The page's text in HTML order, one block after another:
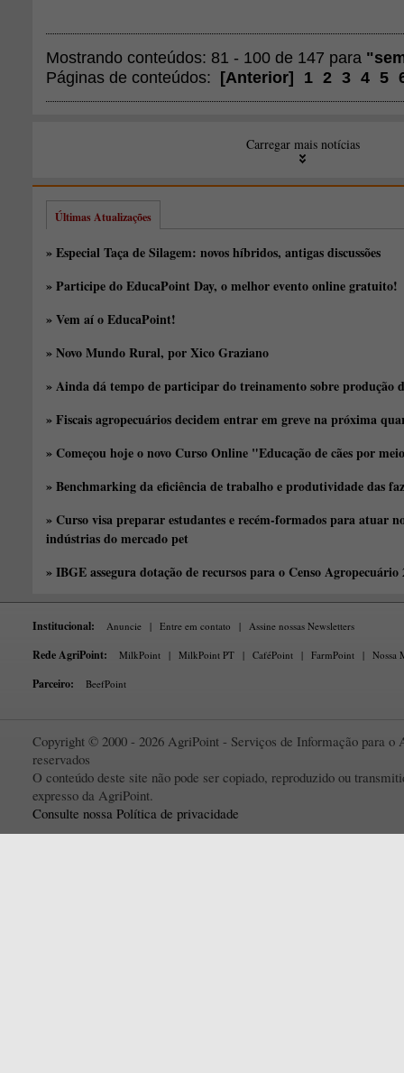
Mostrando conteúdos: 81 - 100 de 147 para
Páginas de conteúdos: [Anterior] 1 2 3 4 5
Carregar mais notícias
Últimas Atualizações
» Especial Taça de Silagem: novos híbridos, antigas discussões
» Participe do EducaPoint Day, o melhor evento online gratuito!
» Vem aí o EducaPoint!
» Novo Mundo Rural, por Xico Graziano
» Ainda dá tempo de participar do treinamento sobre produção
» Fiscais agropecuários decidem entrar em greve na próxima
» Começou hoje o novo Curso Online "Educação de cães por
» Benchmarking da eficiência de trabalho e produtividade das
» Curso visa preparar estudantes e recém-formados para atuar
indústrias do mercado pet
» IBGE assegura dotação de recursos para o Censo Agropecuário
Institucional: Anuncie | Entre em contato | Assine nossas Newsletters
Rede AgriPoint: MilkPoint | MilkPoint PT | CaféPoint | FarmPoint | Nossa
Parceiro: BeefPoint
Copyright © 2000 - 2026 AgriPoint - Serviços de Informação para o
reservados
O conteúdo deste site não pode ser copiado, reproduzido ou
expresso da AgriPoint.
Consulte nossa Política de privacidade